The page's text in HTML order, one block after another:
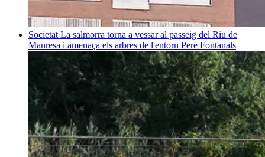
Societat La salmorra torna a vessar al passeig del Riu de
Manresa i amenaça els arbres de l'entorn Pere Fontanals